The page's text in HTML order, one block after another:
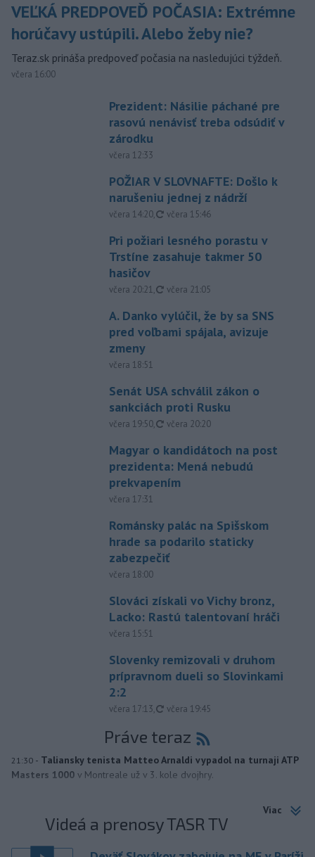
VEĽKÁ PREDPOVEĎ POČASIA: Extrémne
horúčavy ustúpili. Alebo žeby nie?
Teraz.sk prináša predpoveď počasia na nasledujúci týždeň.
včera 16:00
Prezident: Násilie páchané pre
rasovú nenávisť treba odsúdiť v
zárodku
včera 12:33
POŽIAR V SLOVNAFTE: Došlo k
narušeniu jednej z nádrží
včera 14:20, aktualizované
včera 15:46
Pri požiari lesného porastu v
Trstíne zasahuje takmer 50
hasičov
včera 20:21, aktualizované
včera 21:05
A. Danko vylúčil, že by sa SNS
pred voľbami spájala, avizuje
zmeny
včera 18:51
Senát USA schválil zákon o
sankciách proti Rusku
včera 19:50, aktualizované
včera 20:20
Magyar o kandidátoch na post
prezidenta: Mená nebudú
prekvapením
včera 17:31
Románsky palác na Spišskom
hrade sa podarilo staticky
zabezpečiť
včera 18:00
Slováci získali vo Vichy bronz,
Lacko: Rastú talentovaní hráči
včera 15:51
Slovenky remizovali v druhom
prípravnom dueli so Slovinkami
2:2
včera 17:13, aktualizované
včera 19:45
Práve teraz
21:30 - Taliansky tenista Matteo Arnaldi vypadol na turnaji ATP
Masters 1000 v Montreale už v 3. kole dvojhry.
Viac
Videá a prenosy TASR TV